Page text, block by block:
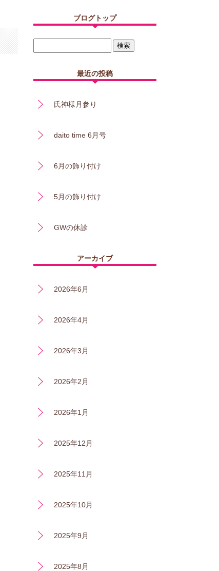
ブログトップ
最近の投稿
氏神様月参り
daito time 6月号
6月の飾り付け
5月の飾り付け
GWの休診
アーカイブ
2026年6月
2026年4月
2026年3月
2026年2月
2026年1月
2025年12月
2025年11月
2025年10月
2025年9月
2025年8月